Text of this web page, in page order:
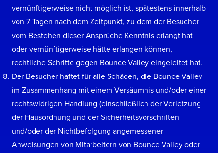
vernünftigerweise nicht möglich ist, spätestens innerhalb
von 7 Tagen nach dem Zeitpunkt, zu dem der Besucher
vom Bestehen dieser Ansprüche Kenntnis erlangt hat
oder vernünftigerweise hätte erlangen können,
rechtliche Schritte gegen Bounce Valley eingeleitet hat.
Der Besucher haftet für alle Schäden, die Bounce Valley
im Zusammenhang mit einem Versäumnis und/oder einer
rechtswidrigen Handlung (einschließlich der Verletzung
der Hausordnung und der Sicherheitsvorschriften
und/oder der Nichtbefolgung angemessener
Anweisungen von Mitarbeitern von Bounce Valley oder